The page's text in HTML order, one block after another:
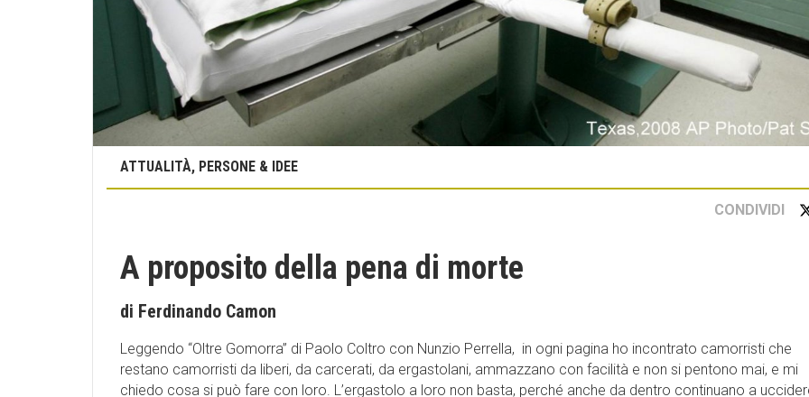
ATTUALITÀ, PERSONE & IDEE
CONDIVIDI
A proposito della pena di morte
di Ferdinando Camon
Leggendo “Oltre Gomorra” di Paolo Coltro con Nunzio Perrella, in ogni pagina ho incontrato camorristi che
restano camorristi da liberi, da carcerati, da ergastolani, ammazzano con facilità e non si pentono mai, e mi
chiedo cosa si può fare con loro. L’ergastolo a loro non basta, perché anche da dentro continuano a